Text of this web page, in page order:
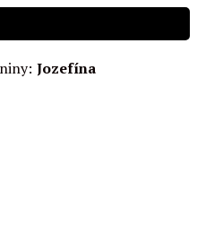
Jozefína